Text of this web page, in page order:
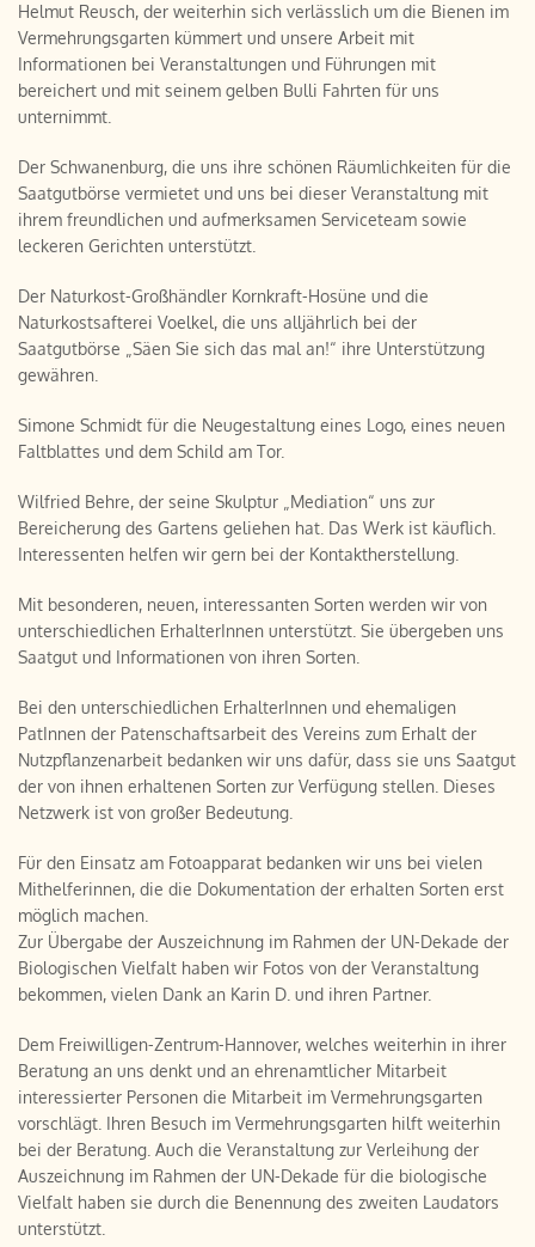
Helmut Reusch, der weiterhin sich verlässlich um die Bienen im
Vermehrungsgarten kümmert und unsere Arbeit mit
Informationen bei Veranstaltungen und Führungen mit
bereichert und mit seinem gelben Bulli Fahrten für uns
unternimmt.
Der Schwanenburg, die uns ihre schönen Räumlichkeiten für die
Saatgutbörse vermietet und uns bei dieser Veranstaltung mit
ihrem freundlichen und aufmerksamen Serviceteam sowie
leckeren Gerichten unterstützt.
Der Naturkost-Großhändler Kornkraft-Hosüne und die
Naturkostsafterei Voelkel, die uns alljährlich bei der
Saatgutbörse „Säen Sie sich das mal an!“ ihre Unterstützung
gewähren.
Simone Schmidt für die Neugestaltung eines Logo, eines neuen
Faltblattes und dem Schild am Tor.
Wilfried Behre, der seine Skulptur „Mediation“ uns zur
Bereicherung des Gartens geliehen hat. Das Werk ist käuflich.
Interessenten helfen wir gern bei der Kontaktherstellung.
Mit besonderen, neuen, interessanten Sorten werden wir von
unterschiedlichen ErhalterInnen unterstützt. Sie übergeben uns
Saatgut und Informationen von ihren Sorten.
Bei den unterschiedlichen ErhalterInnen und ehemaligen
PatInnen der Patenschaftsarbeit des Vereins zum Erhalt der
Nutzpflanzenarbeit bedanken wir uns dafür, dass sie uns Saatgut
der von ihnen erhaltenen Sorten zur Verfügung stellen. Dieses
Netzwerk ist von großer Bedeutung.
Für den Einsatz am Fotoapparat bedanken wir uns bei vielen
Mithelferinnen, die die Dokumentation der erhalten Sorten erst
möglich machen.
Zur Übergabe der Auszeichnung im Rahmen der UN-Dekade der
Biologischen Vielfalt haben wir Fotos von der Veranstaltung
bekommen, vielen Dank an Karin D. und ihren Partner.
Dem Freiwilligen-Zentrum-Hannover, welches weiterhin in ihrer
Beratung an uns denkt und an ehrenamtlicher Mitarbeit
interessierter Personen die Mitarbeit im Vermehrungsgarten
vorschlägt. Ihren Besuch im Vermehrungsgarten hilft weiterhin
bei der Beratung. Auch die Veranstaltung zur Verleihung der
Auszeichnung im Rahmen der UN-Dekade für die biologische
Vielfalt haben sie durch die Benennung des zweiten Laudators
unterstützt.